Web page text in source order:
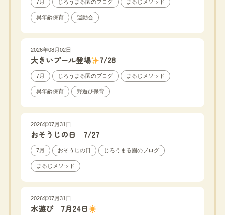
7月 じろうまる園のブログ まるじメソッド
異年齢保育 運動会
2026年08月02日
大きいプール登場 7/28
7月 じろうまる園のブログ まるじメソッド
異年齢保育 野遊び保育
2026年07月31日
おそうじの日 7/27
7月 おそうじの日 じろうまる園のブログ
まるじメソッド
2026年07月31日
水遊び 7月24日